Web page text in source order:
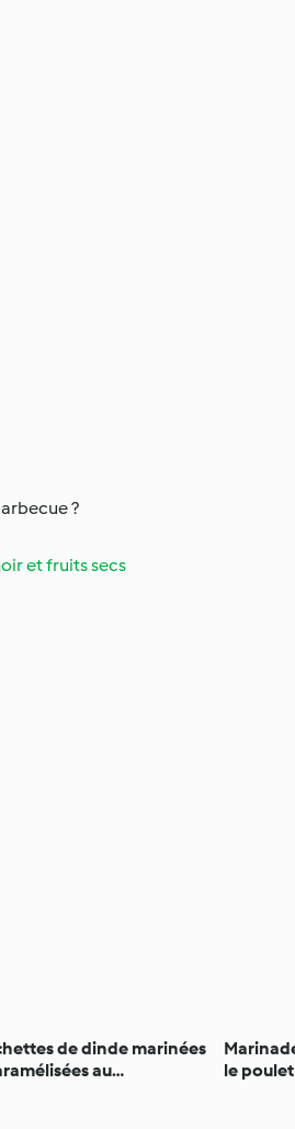
?
et fruits secs
de dinde marinées
au
le poulet